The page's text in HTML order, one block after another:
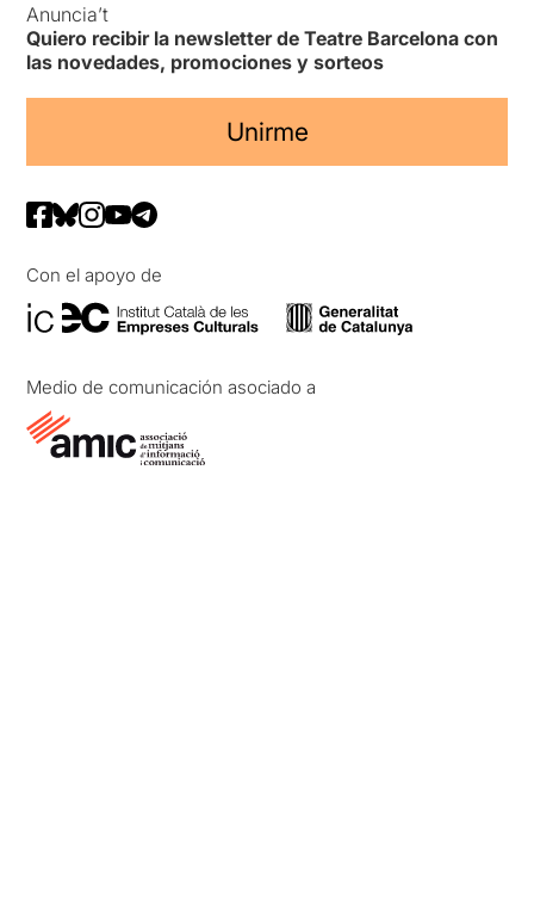
Anuncia’t
Quiero recibir la newsletter de Teatre Barcelona con
las novedades, promociones y sorteos
Unirme
Con el apoyo de
Medio de comunicación asociado a